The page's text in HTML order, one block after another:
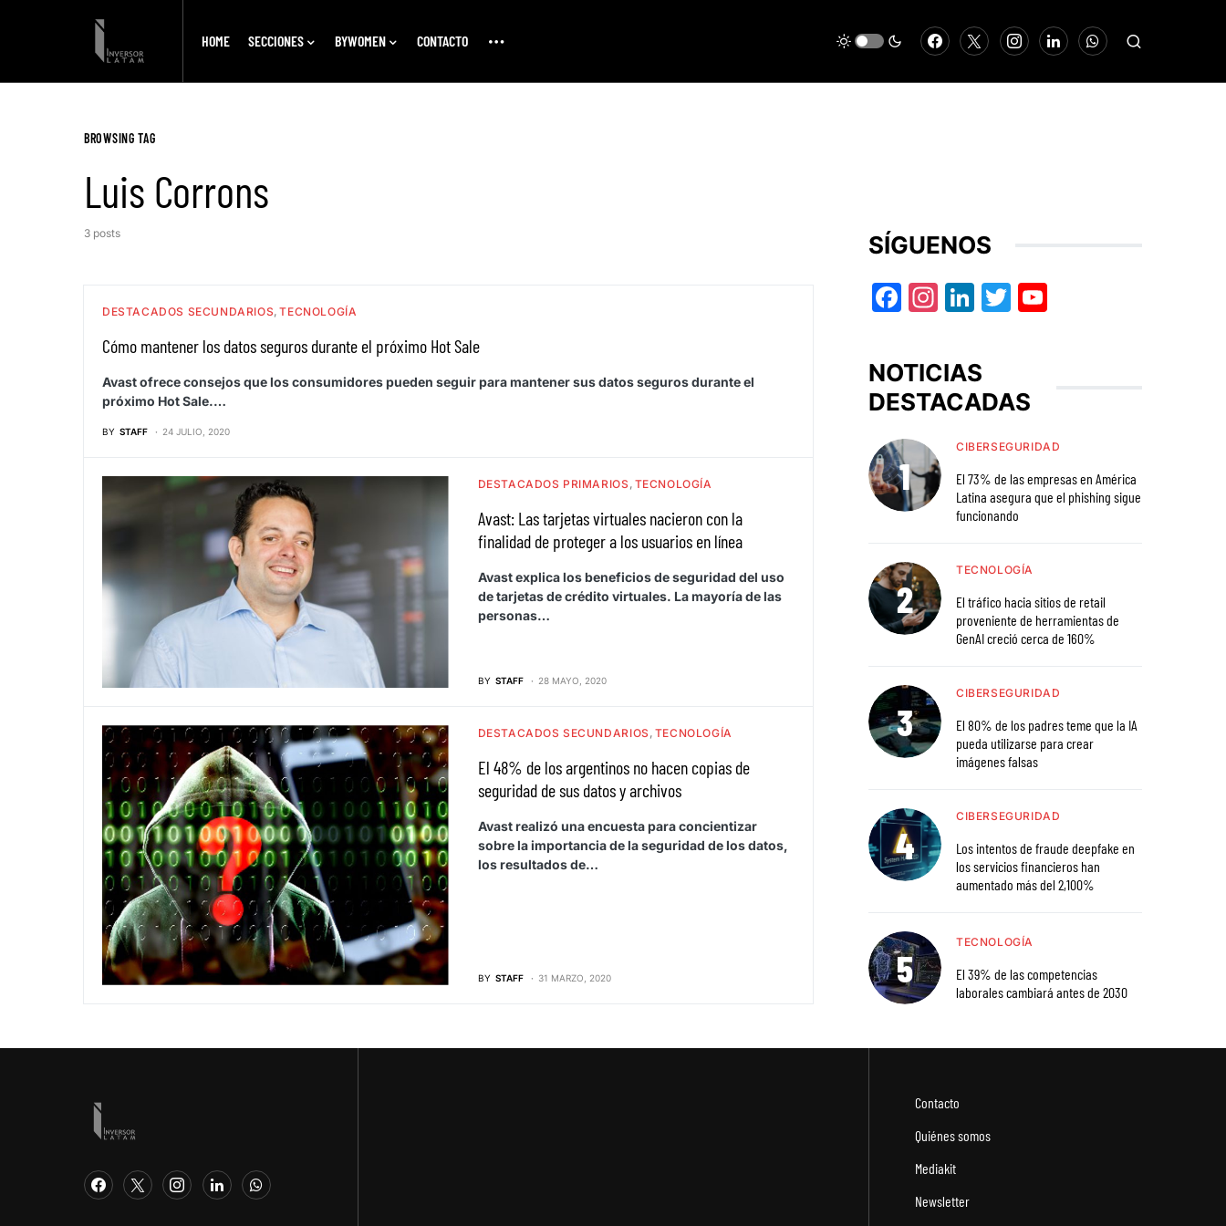
HOME SECCIONES BYWOMEN CONTACTO
BROWSING TAG
Luis Corrons
3 posts
DESTACADOS SECUNDARIOS TECNOLOGÍA
Cómo mantener los datos seguros durante el próximo Hot Sale
Avast ofrece consejos que los consumidores pueden seguir para mantener sus datos seguros durante el
próximo Hot Sale.…
BY STAFF 24 JULIO, 2020
DESTACADOS PRIMARIOS TECNOLOGÍA
Avast: Las tarjetas virtuales nacieron con la
finalidad de proteger a los usuarios en línea
Avast explica los beneficios de seguridad del uso
de tarjetas de crédito virtuales. La mayoría de las
personas…
BY STAFF 28 MAYO, 2020
DESTACADOS SECUNDARIOS TECNOLOGÍA
El 48% de los argentinos no hacen copias de
seguridad de sus datos y archivos
Avast realizó una encuesta para concientizar
sobre la importancia de la seguridad de los datos,
los resultados de…
BY STAFF 31 MARZO, 2020
SÍGUENOS
Facebook
Instagram
LinkedIn
Twitter
NOTICIAS
DESTACADAS
CIBERSEGURIDAD
El 73% de las empresas en América
Latina asegura que el phishing sigue
funcionando
TECNOLOGÍA
El tráfico hacia sitios de retail
proveniente de herramientas de
GenAI creció cerca de 160%
CIBERSEGURIDAD
El 80% de los padres teme que la IA
pueda utilizarse para crear
imágenes falsas
CIBERSEGURIDAD
Los intentos de fraude deepfake en
los servicios financieros han
aumentado más del 2,100%
TECNOLOGÍA
El 39% de las competencias
laborales cambiará antes de 2030
Contacto
Quiénes somos
Mediakit
Newsletter